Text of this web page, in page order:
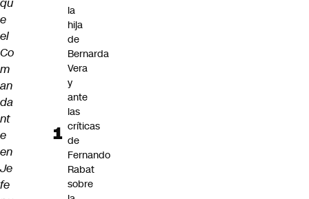
e
el
Co
m
an
da
nt
e
en
Je
fe
la
hija
de
Bernarda
Vera
y
ante
las
críticas
de
Fernando
Rabat
sobre